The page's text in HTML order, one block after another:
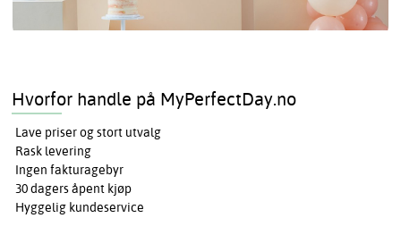
Hvorfor handle på MyPerfectDay.no
Lave priser og stort utvalg
Rask levering
Ingen fakturagebyr
30 dagers åpent kjøp
Hyggelig kundeservice